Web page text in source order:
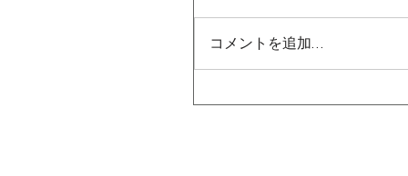
コメントを追加…